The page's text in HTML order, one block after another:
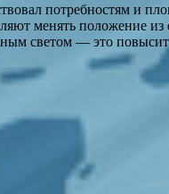
потребностям и
менять положение из
светом — это